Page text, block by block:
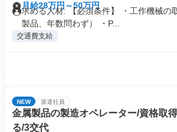
月給28万円～50万円
求める人材: 【必須条件】 ・工作機械の
製品、年数問わず） ・P...
交通費支給
NEW 派遣社員
金属製品の製造オペレーター/資格取
る/3交代